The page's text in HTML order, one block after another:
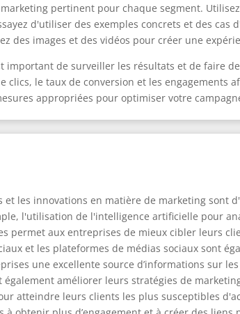
pertinent pour chaque segment.
d'utiliser des exemples concrets et des
des images et des vidéos pour créer une
important de surveiller les résultats et de faire
le taux de conversion et les engagements
appropriées pour optimiser votre
et les innovations en matière de marketing
l'utilisation de l'intelligence artificielle pour
permet aux entreprises de mieux cibler leurs
et les plateformes de médias sociaux sont
une excellente source d’informations sur
améliorer leurs stratégies de
atteindre leurs clients les plus susceptibles